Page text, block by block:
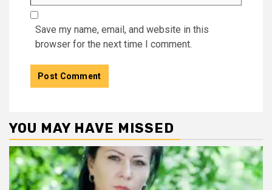
Save my name, email, and website in this
browser for the next time I comment.
YOU MAY HAVE MISSED